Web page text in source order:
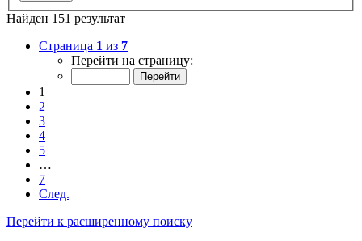
Найден 151 результат
Страница 1 из 7
Перейти на страницу:
1
2
3
4
5
…
7
След.
Перейти к расширенному поиску